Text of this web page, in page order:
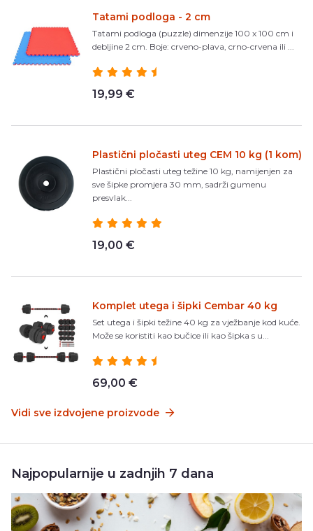
Tatami podloga - 2 cm
Tatami podloga (puzzle) dimenzije 100 x 100 cm i
debljine 2 cm. Boje: crveno-plava, crno-crvena ili ...
19,99 €
Plastični pločasti uteg CEM 10 kg (1 kom)
Plastični pločasti uteg težine 10 kg, namijenjen za
sve šipke promjera 30 mm, sadrži gumenu
presvlak...
19,00 €
Komplet utega i šipki Cembar 40 kg
Set utega i šipki težine 40 kg za vježbanje kod kuće.
Može se koristiti kao bučice ili kao šipka s u...
69,00 €
Vidi sve izdvojene proizvode
Najpopularnije u zadnjih 7 dana